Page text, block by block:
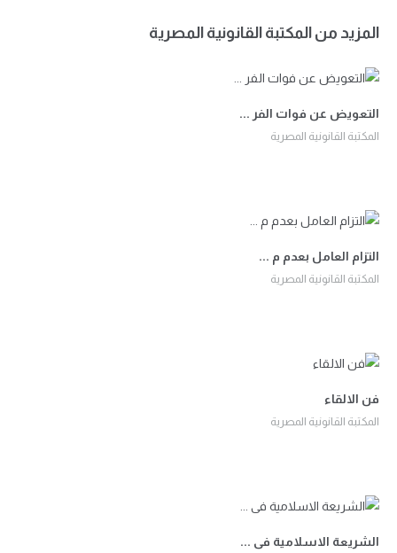
المزيد من المكتبة القانونية المصرية
التعويض عن فوات الفر ...
المكتبة القانونية المصرية
التزام العامل بعدم م ...
المكتبة القانونية المصرية
فن الالقاء
المكتبة القانونية المصرية
الشريعة الاسلامية فى ...